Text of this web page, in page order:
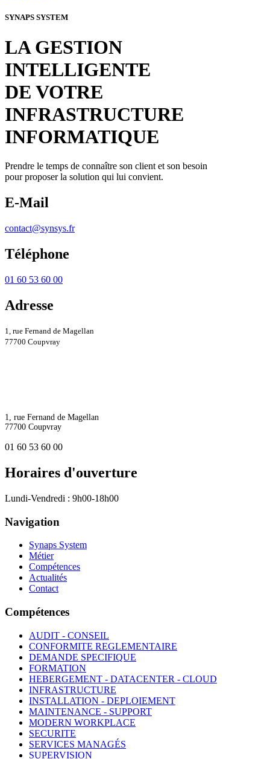
SYNAPS SYSTEM
LA GESTION
INTELLIGENTE
DE VOTRE
INFRASTRUCTURE
INFORMATIQUE
Prendre le temps de connaître son client et son besoin
pour proposer la solution qui lui convient.
E-Mail
contact@synsys.fr
Téléphone
01 60 53 60 00
Adresse
1, rue Fernand de Magellan
77700 Coupvray
1, rue Fernand de Magellan
77700 Coupvray
01 60 53 60 00
Horaires d'ouverture
Lundi-Vendredi : 9h00-18h00
Navigation
Synaps System
Métier
Compétences
Actualités
Contact
Compétences
AUDIT - CONSEIL
CONFORMITE REGLEMENTAIRE
DEMANDE SPECIFIQUE
FORMATION
HEBERGEMENT - DATACENTER - CLOUD
INFRASTRUCTURE
INSTALLATION - DEPLOIEMENT
MAINTENANCE - SUPPORT
MODERN WORKPLACE
SECURITE
SERVICES MANAGÉS
SUPERVISION